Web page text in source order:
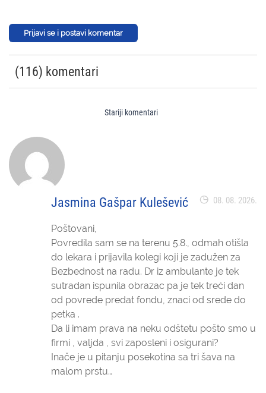
Prijavi se i postavi komentar
(116) komentari
Stariji komentari
Jasmina Gašpar Kulešević 08. 08. 2026.
Poštovani,
Povredila sam se na terenu 5.8., odmah otišla
do lekara i prijavila kolegi koji je zadužen za
Bezbednost na radu. Dr iz ambulante je tek
sutradan ispunila obrazac pa je tek treći dan
od povrede predat fondu, znaci od srede do
petka .
Da li imam prava na neku odštetu pošto smo u
firmi , valjda , svi zaposleni i osigurani?
Inače je u pitanju posekotina sa tri šava na
malom prstu…